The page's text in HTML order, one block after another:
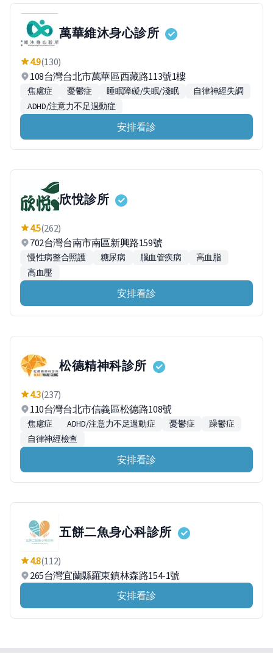
萬華維沐身心診所
4.9(130)
108台灣台北市萬華區西藏路113號1樓
焦慮症 憂鬱症 睡眠障礙/失眠/淺眠
自律神經失調
ADHD/注意力不足過動症
安排看診
欣悅診所
4.5(262)
702台灣台南市南區新興路159號
慢性病整合照護 糖尿病 腦血管疾病
高血脂
高血壓
安排看診
松德精神科診所
4.3(237)
110台灣台北市信義區松德路108號
焦慮症 ADHD/注意力不足過動症 憂鬱症
躁鬱症
自律神經檢查
安排看診
五餅二魚身心科診所
4.8(112)
265台灣宜蘭縣羅東鎮林森路154-1號
安排看診